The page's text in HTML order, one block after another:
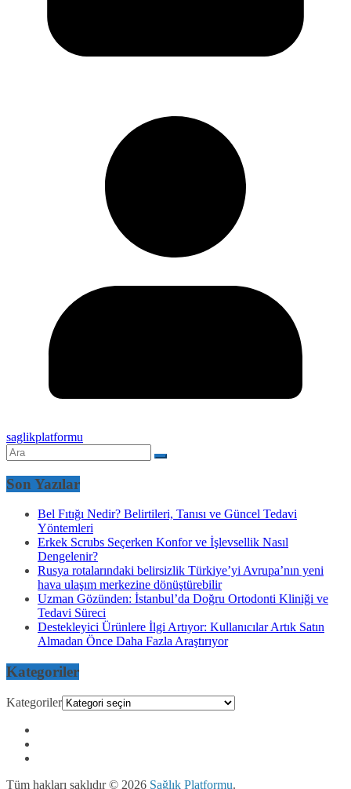
saglikplatformu
Son Yazılar
Bel Fıtığı Nedir? Belirtileri, Tanısı ve Güncel Tedavi
Yöntemleri
Erkek Scrubs Seçerken Konfor ve İşlevsellik Nasıl
Dengelenir?
Rusya rotalarındaki belirsizlik Türkiye’yi Avrupa’nın yeni
hava ulaşım merkezine dönüştürebilir
Uzman Gözünden: İstanbul’da Doğru Ortodonti Kliniği ve
Tedavi Süreci
Destekleyici Ürünlere İlgi Artıyor: Kullanıcılar Artık Satın
Almadan Önce Daha Fazla Araştırıyor
Kategoriler
Kategoriler
Tüm hakları saklıdır © 2026 Sağlık Platformu.